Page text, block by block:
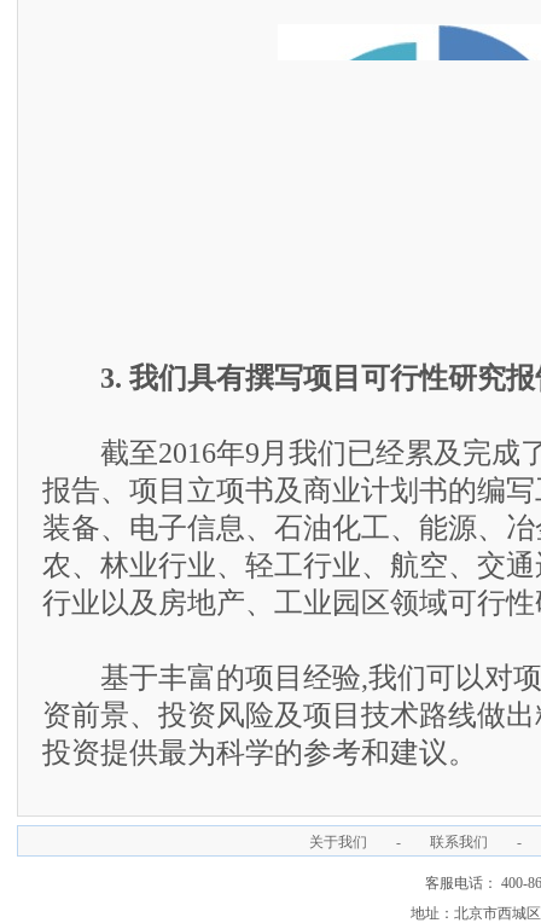
3. 我们具有撰写项目可行性研究
截至2016年9月我们已经累及完成
报告、项目立项书及商业计划书的编
装备、电子信息、石油化工、能源、
农、林业行业、轻工行业、航空、交
行业以及房地产、工业园区领域可行
基于丰富的项目经验,我们可以对项
资前景、投资风险及项目技术路线做
投资提供最为科学的参考和建议。
关于我们 - 联系我们 -
客服电话： 400-
地址：北京市西城